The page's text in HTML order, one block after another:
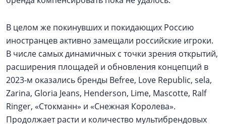
В целом же покинувших и покидающих Россию
иностранцев активно замещали российские игроки.
В числе самых динамичных с точки зрения открытий,
расширения площадей и обновления концепций в
2023-м оказались бренды Befree, Love Republic, sela,
Zarina, Gloria Jeans, Henderson, Lime, Mascotte, Ralf
Ringer, «Стокманн» и «Снежная Королева».
Продолжает расти и количество мультибрендовых